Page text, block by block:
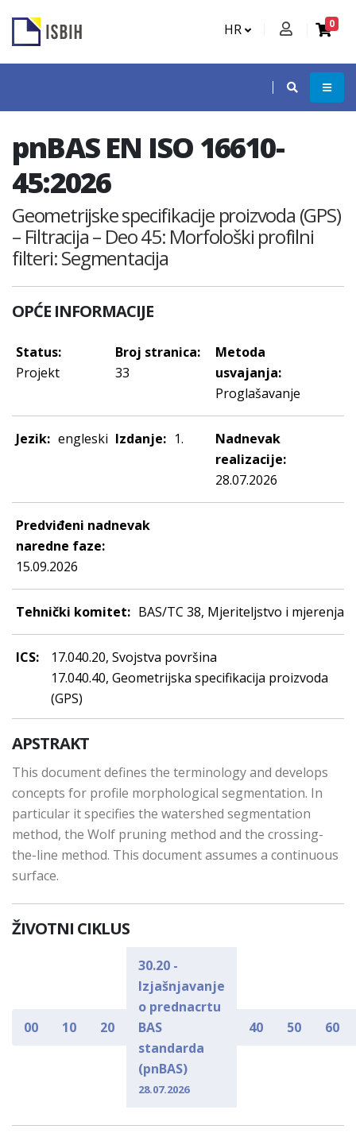
HR 0
pnBAS EN ISO 16610-
45:2026
Geometrijske specifikacije proizvoda (GPS)
– Filtracija – Deo 45: Morfološki profilni
filteri: Segmentacija
OPĆE INFORMACIJE
Status:
Projekt
Broj stranica:
33
Metoda
usvajanja:
Proglašavanje
Jezik: engleski Izdanje: 1.
Nadnevak
realizacije:
28.07.2026
Predviđeni nadnevak
naredne faze:
15.09.2026
Tehnički komitet: BAS/TC 38, Mjeriteljstvo i mjerenja
ICS:
17.040.20, Svojstva površina
17.040.40, Geometrijska specifikacija proizvoda
(GPS)
APSTRAKT
This document defines the terminology and develops
concepts for profile morphological segmentation. In
particular it specifies the watershed segmentation
method, the Wolf pruning method and the crossing-
the-line method. This document assumes a continuous
surface.
ŽIVOTNI CIKLUS
00 10 20
30.20 -
Izjašnjavanje
o prednacrtu
BAS
standarda
(pnBAS)
28.07.2026
40 50 60